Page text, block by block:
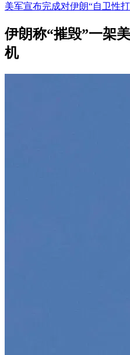
美军宣布完成对伊朗“自卫性
伊朗称“摧毁”一架
机